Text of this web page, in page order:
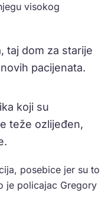
visokog
taj dom za starije
pacijenata.
koji su
teže ozlijeđen,
posebice jer su to
je policajac Gregory